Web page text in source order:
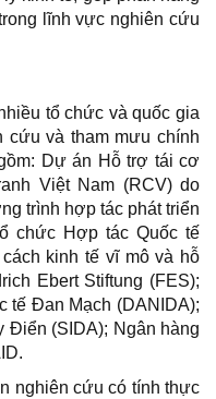
lĩnh vực nghiên cứu
tổ chức và quốc gia
cứu và tham mưu chính
Dự án Hỗ trợ tái cơ
Việt Nam (RCV) do
trình hợp tác phát triển
chức Hợp tác Quốc tế
kinh tế vĩ mô và hỗ
Ebert Stiftung (FES);
tế Đan Mạch (DANIDA);
Điển (SIDA); Ngân hàng
nghiên cứu có tính thực